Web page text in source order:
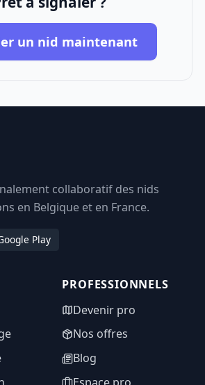
un nid maintenant
collaboratif des nids
en Belgique et en France.
Play
PROFESSIONNELS
Devenir pro
Nos offres
Blog